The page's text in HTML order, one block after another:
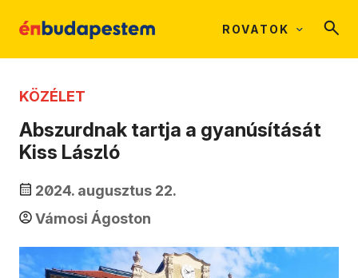
ROVATOK
KÖZÉLET
Abszurdnak tartja a gyanúsítását
Kiss László
2024. augusztus 22.
Vámosi Ágoston